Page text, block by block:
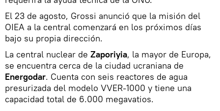
El 23 de agosto, Grossi anunció que la misión del
OIEA a la central comenzará en los próximos días
bajo su propia dirección.
La central nuclear de Zaporiyia, la mayor de Europa,
se encuentra cerca de la ciudad ucraniana de
Energodar. Cuenta con seis reactores de agua
presurizada del modelo VVER-1000 y tiene una
capacidad total de 6.000 megavatios.